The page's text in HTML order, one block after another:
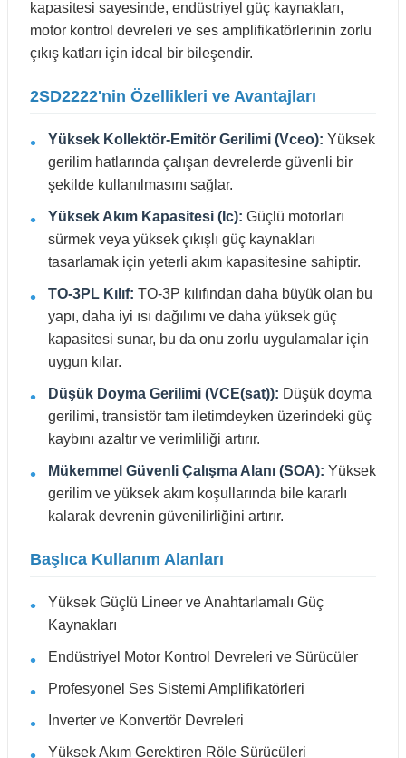
kapasitesi sayesinde, endüstriyel güç kaynakları,
motor kontrol devreleri ve ses amplifikatörlerinin zorlu
çıkış katları için ideal bir bileşendir.
2SD2222'nin Özellikleri ve Avantajları
Yüksek Kollektör-Emitör Gerilimi (Vceo): Yüksek
gerilim hatlarında çalışan devrelerde güvenli bir
şekilde kullanılmasını sağlar.
Yüksek Akım Kapasitesi (Ic): Güçlü motorları
sürmek veya yüksek çıkışlı güç kaynakları
tasarlamak için yeterli akım kapasitesine sahiptir.
TO-3PL Kılıf: TO-3P kılıfından daha büyük olan bu
yapı, daha iyi ısı dağılımı ve daha yüksek güç
kapasitesi sunar, bu da onu zorlu uygulamalar için
uygun kılar.
Düşük Doyma Gerilimi (VCE(sat)): Düşük doyma
gerilimi, transistör tam iletimdeyken üzerindeki güç
kaybını azaltır ve verimliliği artırır.
Mükemmel Güvenli Çalışma Alanı (SOA): Yüksek
gerilim ve yüksek akım koşullarında bile kararlı
kalarak devrenin güvenilirliğini artırır.
Başlıca Kullanım Alanları
Yüksek Güçlü Lineer ve Anahtarlamalı Güç
Kaynakları
Endüstriyel Motor Kontrol Devreleri ve Sürücüler
Profesyonel Ses Sistemi Amplifikatörleri
Inverter ve Konvertör Devreleri
Yüksek Akım Gerektiren Röle Sürücüleri